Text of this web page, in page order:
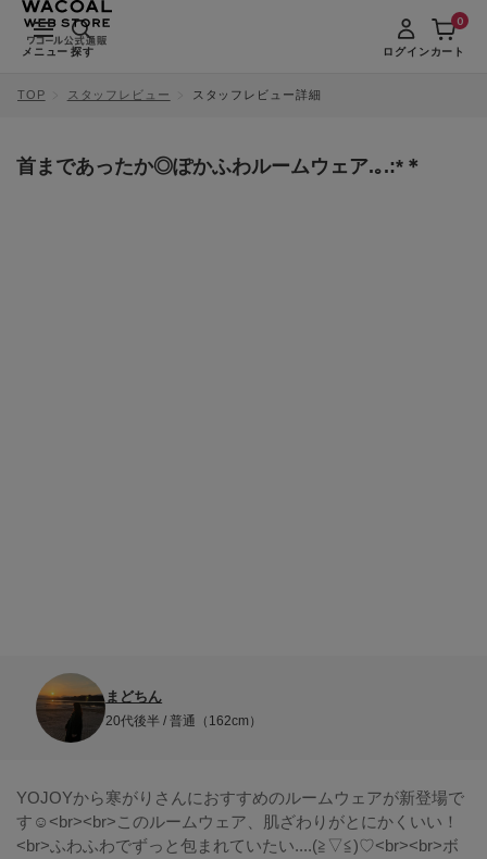
メニュー 探す ログインカート
0
TOP スタッフレビュー スタッフレビュー詳細
首まであったか◎ぽかふわルームウェア.｡.:*＊
まどちん
20代後半 / 普通（162cm）
YOJOYから寒がりさんにおすすめのルームウェアが新登場で
す☺︎<br><br>このルームウェア、肌ざわりがとにかくいい！
<br>ふわふわでずっと包まれていたい....(≧▽≦)♡<br><br>ボ